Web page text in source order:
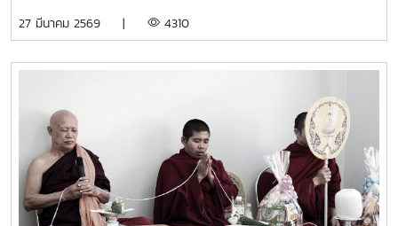
พัฒนาเกษตรธรรมชาติ มหาวิทยาลัยแม่โจ้ สาขาตลาดคำเที่ยง
และ ผลิตภัณฑ์สินค้าเกษตรอินทรีย์ ที่ผลิตโดยศูนย์วิจัยและ
พัฒนาเกษตรธรรมชาติ มหาวิทยาลัยแม่โจ้ และเป็นการอำนวย
ความสะดวกให้กับผู้ที่ต้องการซื้อสินค้าเกษตรอินทรีย์ของ
ศูนย์วิจัยและพัฒนาเกษตรธรรมชาติ มหาวิทยาลัยแม่โจ้ ให้
สามารถหาซื้อสินค้าได้งานขึ้นเปิดให้บริการทุกวัน ตั้งแต่เวลา
08.00 - 17.00 น.สอบถามรายละเอียดเพิ่มเติม โทร. 084-
4888305แผนที่ :
27 มีนาคม 2569 | 4310